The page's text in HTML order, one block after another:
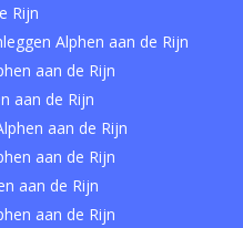
Rijn
Alphen aan de Rijn
aan de Rijn
aan de Rijn
aan de Rijn
aan de Rijn
aan de Rijn
aan de Rijn